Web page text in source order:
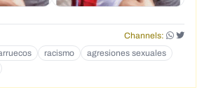
Channels:
racismo
agresiones sexuales